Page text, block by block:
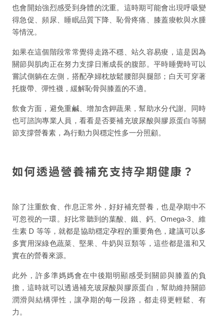
也會開始強烈感受到身體的沈重。這時期可能會出現呼吸變
得急促、頻尿、睡眠品質下降、恥骨疼痛、膝蓋痠軟與水腫
等情況。
如果在這個階段常常覺得走路不穩、站久容易痠，這是因為
關節與肌肉正在努力支撐日漸成長的腹部。平時睡覺時可以
嘗試側躺在左側，搭配孕婦枕放鬆腰部與腿部；白天可穿著
托腹帶、彈性襪，緩解恥骨與膝蓋的不適。
飲食方面，避免重鹹、增加含鉀蔬果，幫助水分代謝。同時
也可諮詢專業人員，看看是否要補充玻尿酸與膠原蛋白等關
節支撐營養素，為行動力與穩定性多一分照顧。
如何透過營養補充支持孕期健康？
除了注重飲食、作息正常外，好好補充營養，也是孕期中不
可忽視的一環。好比常聽到的葉酸、鐵、鈣、Omega-3、維
生素 D 等等，就都是協助穩定孕程的重要角色，建議可以多
多實用深綠色蔬菜、堅果、牛奶與豆類等，這些都是溫和又
實在的營養來源。
此外，許多準媽媽會在中後期明顯感受到關節與膝蓋的負
擔，這時就可以透過補充玻尿酸與膠原蛋白，幫助維持關節
潤滑與結構彈性，讓孕期的每一段路，都走得更輕鬆、有
力。